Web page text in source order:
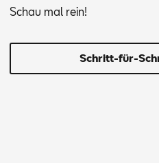
Schau mal rein!
Schritt-für-